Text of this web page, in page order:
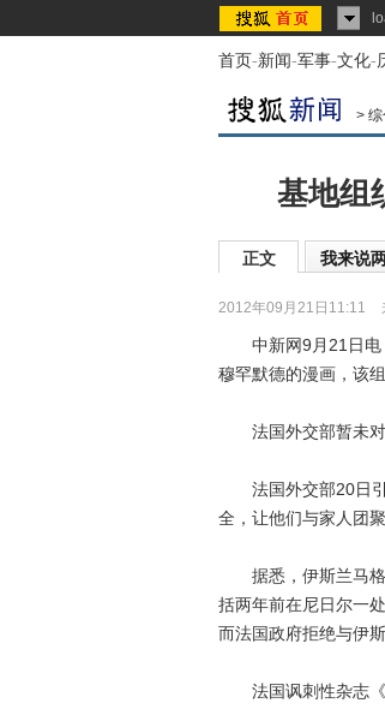
首页-新闻-军事-文化-
>
基地组
正文 我来说
2012年09月21日11:11
中新网9月21日电
穆罕默德的漫画，该
法国外交部暂未对
法国外交部20日引
全，让他们与家人团聚
据悉，伊斯兰马格
括两年前在尼日尔一
而法国政府拒绝与伊
法国讽刺性杂志《